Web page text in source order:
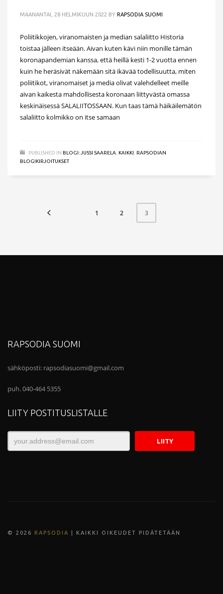
MAANANTAI, 28 HELMIKUUN 2022 BY RAPSODIA SUOMI
Poliitikkojen, viranomaisten ja median salaliitto Historia
toistaa jälleen itseään. Aivan kuten kävi niin monille tämän
koronapandemian kanssa, että heillä kesti 1-2 vuotta ennen
kuin he heräsivät näkemään sitä ikävää todellisuutta, miten
poliitikot, viranomaiset ja media olivat valehdelleet meille
aivan kaikesta mahdollisesta koronaan liittyvästä omassa
keskinäisessä SALALIITOSSAAN. Kun taas tämä häikäilemätön
salaliitto kolmikko on itse samaan
PUBLISHED IN BLOGI: JUSSI SAARELA KAIKKI
RAPSODIAN
BLOGIKIRJOITUKSET
1 2 3
RAPSODIA SUOMI
sähköposti: rapsodiasuomi@gmail.com
puh. 040-464 5355
LIITY POSTITUSLISTALLE
© 202 6 RAPSODIA | KAIKKI OIKEUDET PIDÄTETÄÄN